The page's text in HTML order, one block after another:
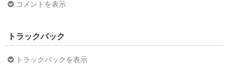
コメントを表示
トラックバック
トラックバックを表示